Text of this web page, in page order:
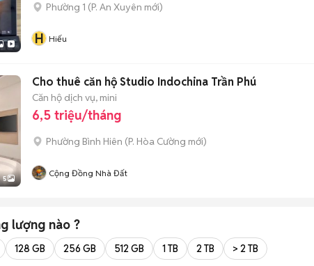
Phường 1 (P. An Xuyên mới)
H Hiếu
5
Cho thuê căn hộ Studio Indochina Trần Phú
Căn hộ dịch vụ, mini
6,5 triệu/tháng
Phường Bình Hiên (P. Hòa Cường mới)
Cộng Đồng Nhà Đất
lượng nào ?
128 GB 256 GB 512 GB 1 TB 2 TB > 2 TB